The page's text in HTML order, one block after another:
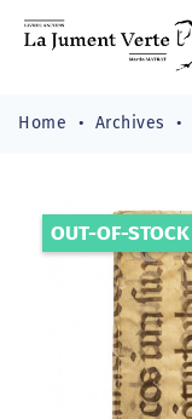
Home Archives
OUT-OF-STOCK